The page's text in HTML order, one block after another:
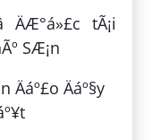
ÄÆ°á»£c tÃ¡i
SÆ¡n